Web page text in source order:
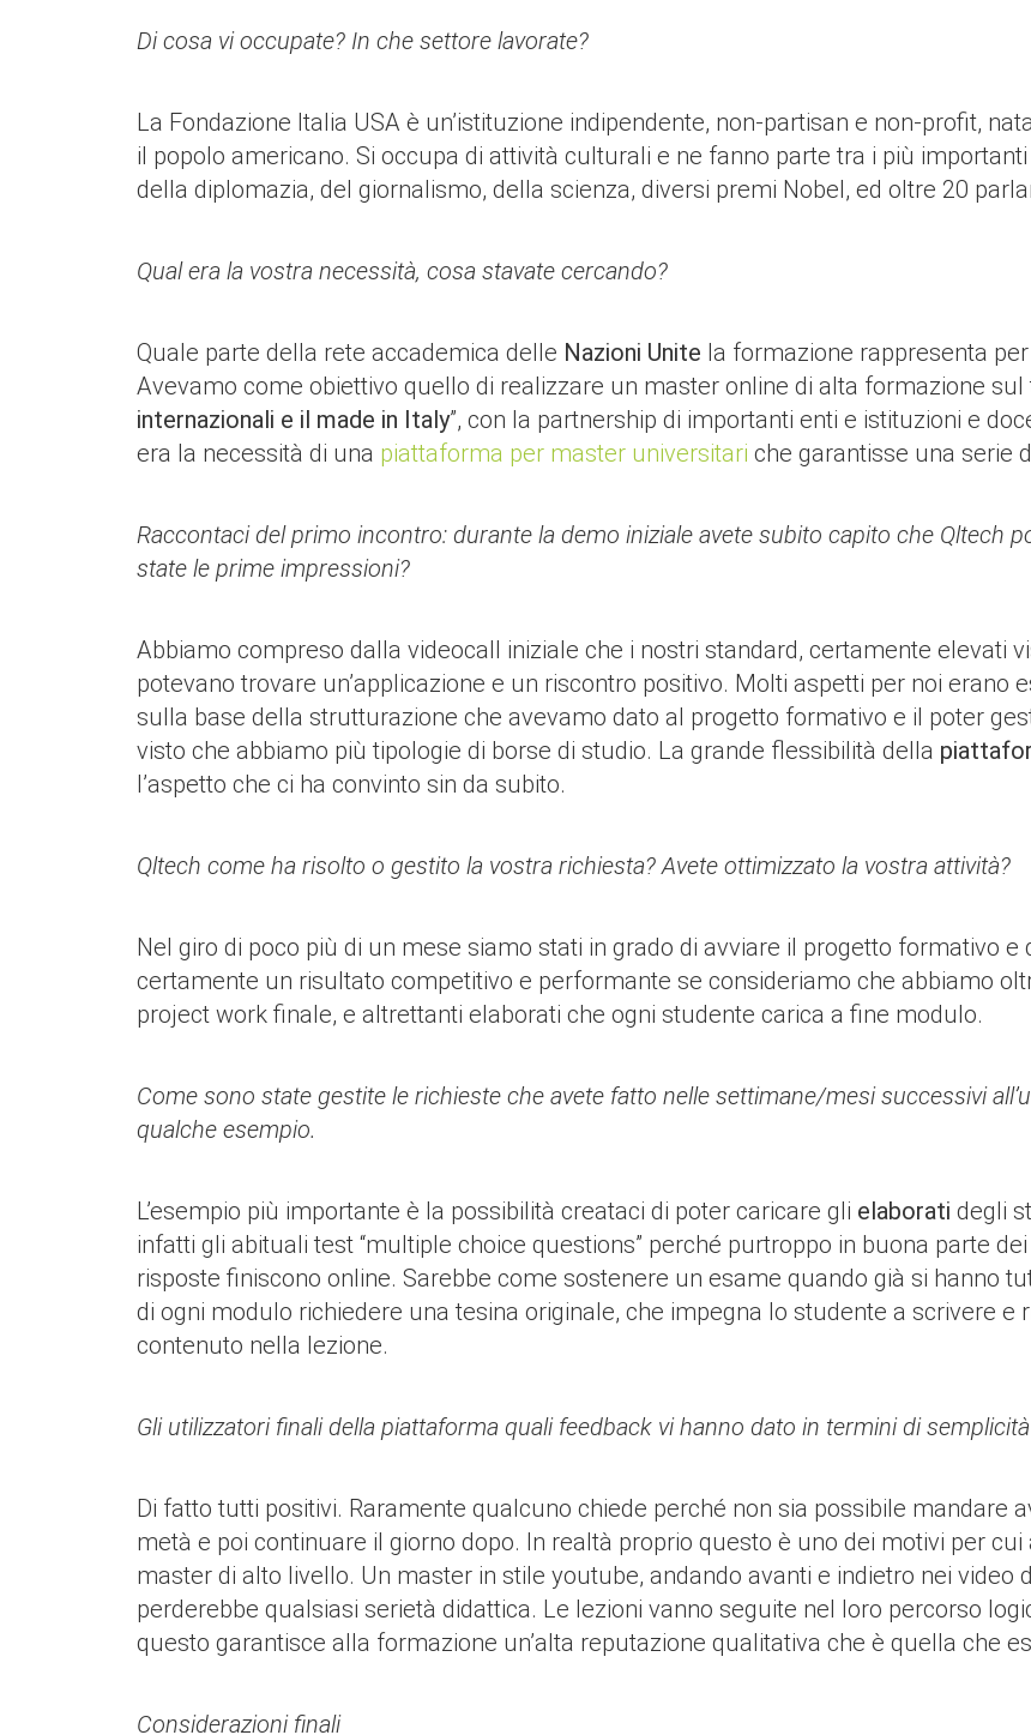
Di cosa vi occupate? In che settore lavorate?
La Fondazione Italia USA è un’istituzione indipendente, non-partisan e non-profit,
il popolo americano. Si occupa di attività culturali e ne fanno parte tra i più
della diplomazia, del giornalismo, della scienza, diversi premi Nobel, ed oltre 20
Qual era la vostra necessità, cosa stavate cercando?
Quale parte della rete accademica delle Nazioni Unite la formazione rappresenta
Avevamo come obiettivo quello di realizzare un master online di alta formazione sul
internazionali e il made in Italy”, con la partnership di importanti enti e istituzioni e
era la necessità di una piattaforma per master universitari che garantisse una serie
Raccontaci del primo incontro: durante la demo iniziale avete subito capito che Qltech
state le prime impressioni?
Abbiamo compreso dalla videocall iniziale che i nostri standard, certamente elevati
potevano trovare un’applicazione e un riscontro positivo. Molti aspetti per noi erano
sulla base della strutturazione che avevamo dato al progetto formativo e il poter
visto che abbiamo più tipologie di borse di studio. La grande flessibilità della
l’aspetto che ci ha convinto sin da subito.
Qltech come ha risolto o gestito la vostra richiesta? Avete ottimizzato la vostra attività?
Nel giro di poco più di un mese siamo stati in grado di avviare il progetto formativo
certamente un risultato competitivo e performante se consideriamo che abbiamo
project work finale, e altrettanti elaborati che ogni studente carica a fine modulo.
Come sono state gestite le richieste che avete fatto nelle settimane/mesi successivi
qualche esempio.
L’esempio più importante è la possibilità creataci di poter caricare gli elaborati degli
infatti gli abituali test “multiple choice questions” perché purtroppo in buona parte
risposte finiscono online. Sarebbe come sostenere un esame quando già si hanno
di ogni modulo richiedere una tesina originale, che impegna lo studente a scrivere e
contenuto nella lezione.
Gli utilizzatori finali della piattaforma quali feedback vi hanno dato in termini di
Di fatto tutti positivi. Raramente qualcuno chiede perché non sia possibile mandare
metà e poi continuare il giorno dopo. In realtà proprio questo è uno dei motivi per
master di alto livello. Un master in stile youtube, andando avanti e indietro nei video
perderebbe qualsiasi serietà didattica. Le lezioni vanno seguite nel loro percorso
questo garantisce alla formazione un’alta reputazione qualitativa che è quella che
Considerazioni finali